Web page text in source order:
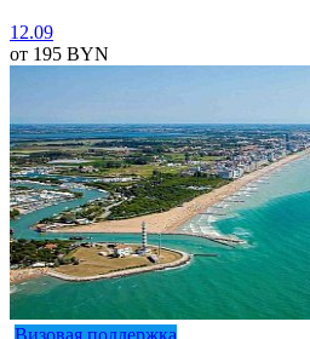
12.09
от 195 BYN
Визовая поддержка